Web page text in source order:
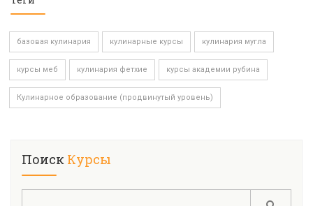
базовая кулинария кулинарные курсы кулинария мугла
курсы меб кулинария фетхие курсы академии рубина
Кулинарное образование (продвинутый уровень)
Поиск Курсы